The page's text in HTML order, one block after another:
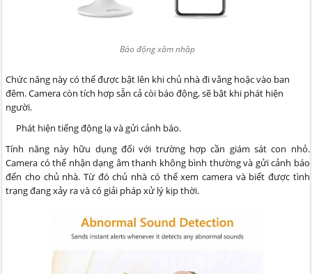
Báo động xâm nhập
Chức năng này có thể được bật lên khi chủ nhà đi vắng hoặc vào ban
đêm. Camera còn tích hợp sẵn cả còi báo động, sẽ bật khi phát hiện
người.
Phát hiện tiếng động lạ và gửi cảnh báo.
Tính năng này hữu dụng đối với trường hợp cần giám sát con nhỏ.
Camera có thể nhận dạng âm thanh không bình thường và gửi cảnh báo
đến cho chủ nhà. Từ đó chủ nhà có thể xem camera và biết được tình
trạng đang xảy ra và có giải pháp xử lý kịp thời.